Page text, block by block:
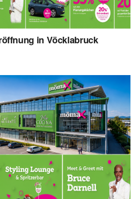
in Vöcklabruck